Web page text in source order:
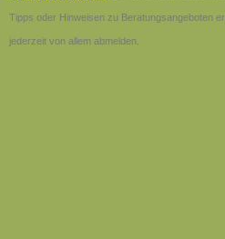
Tipps oder Hinweisen zu Beratungsangeboten
jederzeit von allem abmelden.